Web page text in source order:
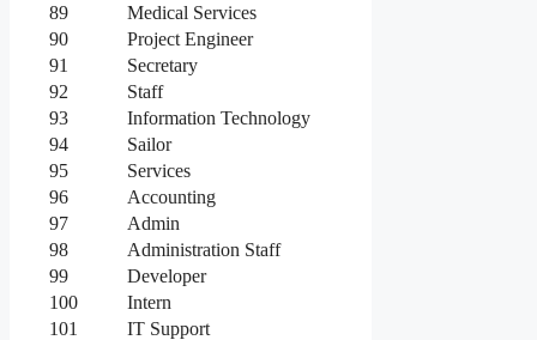
89
Medical Services
90
Project Engineer
91
Secretary
92
Staff
93
Information Technology
94
Sailor
95
Services
96
Accounting
97
Admin
98
Administration Staff
99
Developer
100
Intern
101
IT Support